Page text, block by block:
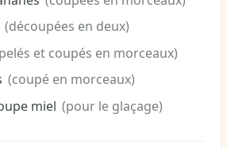
(découpées en deux)
et coupés en morceaux)
(coupé en morceaux)
miel (pour le glaçage)